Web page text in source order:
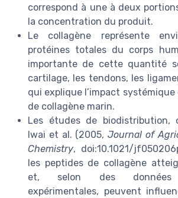
correspond à une à deux
la concentration du produit.
Le collagène représente
protéines totales du corps
importante de cette quantité
cartilage, les tendons, les
qui explique l’impact
de collagène marin.
Les études de biodistribution,
Iwai et al. (2005, Journal of
Chemistry, doi:10.1021/
les peptides de collagène
et, selon des données
expérimentales, peuvent